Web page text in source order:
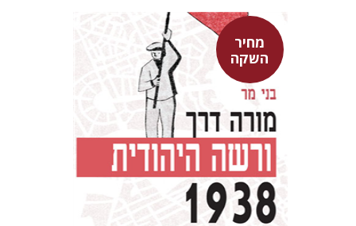
מחיר
השקה
בני מר